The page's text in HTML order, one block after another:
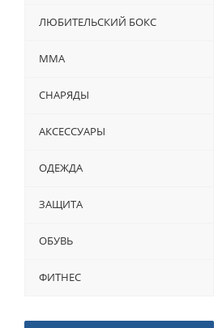
ЛЮБИТЕЛЬСКИЙ БОКС
ММА
СНАРЯДЫ
АКСЕССУАРЫ
ОДЕЖДА
ЗАЩИТА
ОБУВЬ
ФИТНЕС